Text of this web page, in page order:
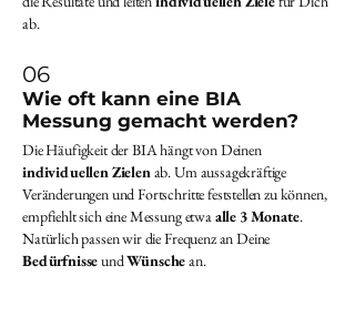
ab.
06
Wie oft kann eine BIA
Messung gemacht werden?
Die Häufigkeit der BIA hängt von Deinen
individuellenZielenab. Um aussagekräftige
Veränderungen und Fortschritte feststellen zu können,
empfiehlt sich eine Messung etwaalle 3 Monate.
Natürlich passen wir die Frequenz an Deine
BedürfnisseundWünschean.